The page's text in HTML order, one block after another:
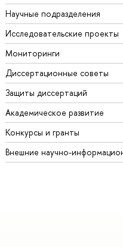
Научные подразделения
Исследовательские проекты
Мониторинги
Диссертационные советы
Защиты диссертаций
Академическое развитие
Конкурсы и гранты
Внешние научно-